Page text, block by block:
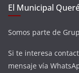
El Municipal
Somos parte de
Si te interesa
mensaje vía